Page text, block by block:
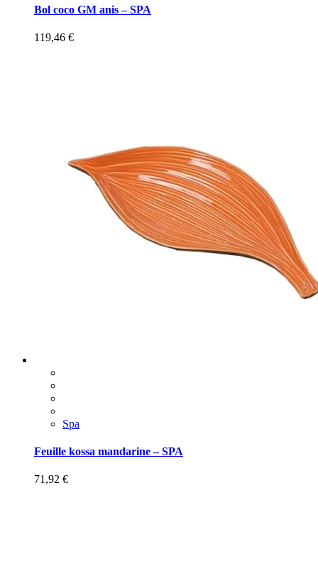
Bol coco GM anis – SPA
119,46 €
Spa
Feuille kossa mandarine – SPA
71,92 €